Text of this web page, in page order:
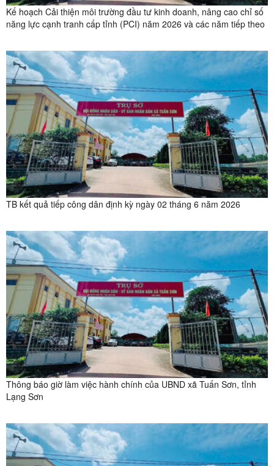
Kế hoạch Cải thiện môi trường đầu tư kinh doanh, nâng cao chỉ số
năng lực cạnh tranh cấp tỉnh (PCI) năm 2026 và các năm tiếp theo
TB kết quả tiếp công dân định kỳ ngày 02 tháng 6 năm 2026
Thông báo giờ làm việc hành chính của UBND xã Tuấn Sơn, tỉnh
Lạng Sơn